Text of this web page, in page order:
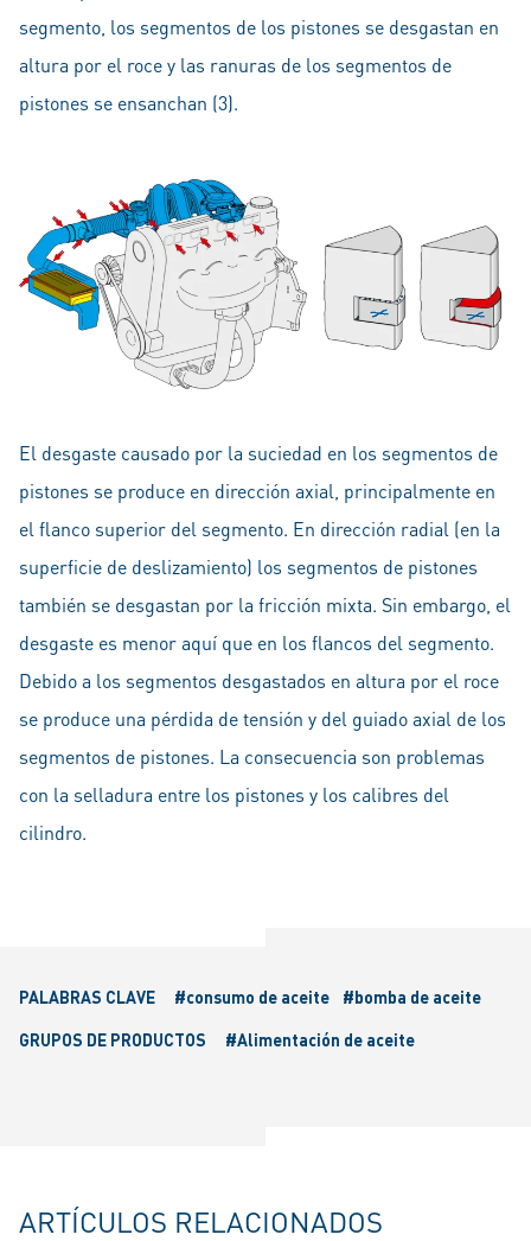
segmento, los segmentos de los pistones se desgastan en
altura por el roce y las ranuras de los segmentos de
pistones se ensanchan (3).
El desgaste causado por la suciedad en los segmentos de
pistones se produce en dirección axial, principalmente en
el flanco superior del segmento. En dirección radial (en la
superficie de deslizamiento) los segmentos de pistones
también se desgastan por la fricción mixta. Sin embargo, el
desgaste es menor aquí que en los flancos del segmento.
Debido a los segmentos desgastados en altura por el roce
se produce una pérdida de tensión y del guiado axial de los
segmentos de pistones. La consecuencia son problemas
con la selladura entre los pistones y los calibres del
cilindro.
PALABRAS CLAVE #consumo de aceite
#bomba de aceite
GRUPOS DE PRODUCTOS
#Alimentación de aceite
ARTÍCULOS RELACIONADOS